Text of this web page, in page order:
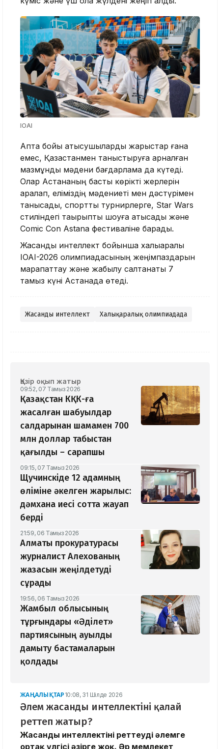
IOAI
Апта бойы қатысушыларды жарыстар ғана
емес, Қазақстанмен таныстыруға арналған
мазмұнды мәдени бағдарлама да күтеді.
Олар Астананың басты көрікті жерлерін
аралап, еліміздің мәдениеті мен дәстүрімен
танысады, спорттық турнирлерге, Star Wars
стиліндегі тақырыптық шоуға қатысады және
Comic Con Astana фестиваліне барады.
Жасанды интеллект бойынша халықаралық
IOAI-2026 олимпиадасының жеңімпаздарын
марапаттау және жабылу салтанаты 7
тамыз күні Астанада өтеді.
Жасанды интеллект Халықаралық олимпиадада
Қазір оқып жатыр
09:52, 07 Тамыз 2026
Қазақстан КҚК-ға
жасалған шабуылдар
салдарынан шамамен 700
млн доллар табыстан
қағылды – сарапшы
09:15, 07 Тамыз 2026
Щучинскіде 12 адамның
өліміне әкелген жарылыс:
дәмхана иесі сотта жауап
берді
21:59, 06 Тамыз 2026
Алматы прокуратурасы
журналист Алехованың
жазасын жеңілдетуді
сұрады
19:56, 06 Тамыз 2026
Жамбыл облысының
тұрғындары «Әділет»
партиясының ауылды
дамыту бастамаларын
қолдады
ЖАҢАЛЫҚТАР 10:08, 31 Шілде 2026
Әлем жасанды интеллектіні қалай
реттеп жатыр?
Жасанды интеллектіні реттеудің әлемге
ортақ үлгісі әзірге жоқ. Әр мемлекет